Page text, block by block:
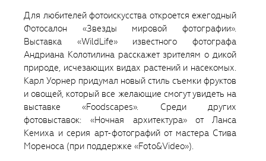
Для любителей фотоискусства откроется ежегодный
Фотосалон «Звезды мировой фотографии».
Выставка «WildLife» известного фотографа
Андриана Колотилина расскажет зрителям о дикой
природе, исчезающих видах растений и насекомых.
Карл Уорнер придумал новый стиль съемки фруктов
и овощей, который все желающие смогут увидеть на
выставке «Foodscapes». Среди других
фотовыставок: «Ночная архитектура» от Ланса
Кемиха и серия арт-фотографий от мастера Стива
Мореноса (при поддержке «Foto&Video»).